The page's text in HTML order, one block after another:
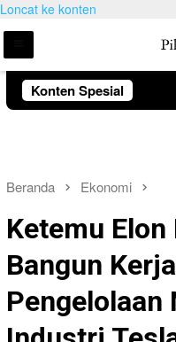
Loncat ke konten
Konten Spesial
Beranda Ekonomi
Ketemu
Bangun
Pengelolaan